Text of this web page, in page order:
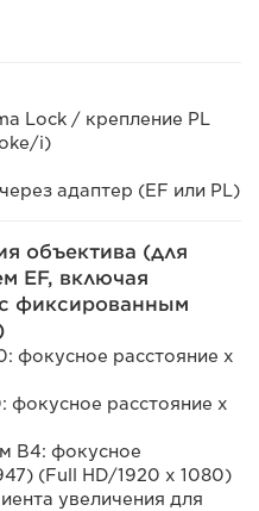
Lock / крепление PL
i)
адаптер (EF или PL)
объектива (для
EF, включая
фиксированным
фокусное расстояние x
фокусное расстояние x
B4: фокусное
(Full HD/1920 x 1080)
увеличения для